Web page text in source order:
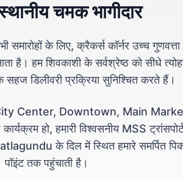
चमक भागीदार
के लिए, क्रैकर्स कॉर्नर उच्च गुणवत्ता
है। हम शिवकाशी के सर्वश्रेष्ठ को सीधे
डिलीवरी प्रक्रिया सुनिश्चित करते हैं।
या City Center, Downtown, Main
हो, हमारी विश्वसनीय MSS
के दिल में स्थित हमारे समर्पित
पॉइंट तक पहुंचाती है।